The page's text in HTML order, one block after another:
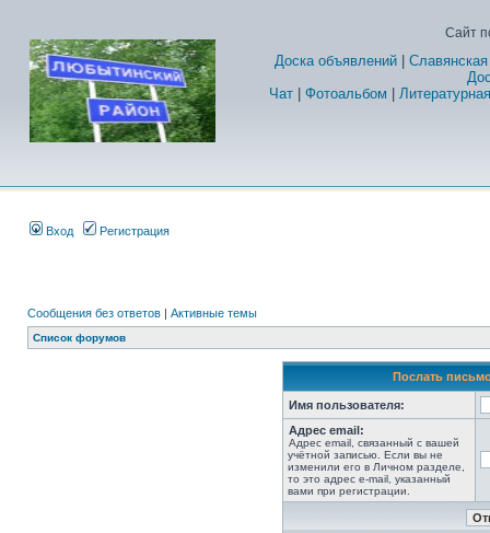
Сайт
Доска объявлений
Чат
Фотоальбом
Вход Регистрация
Сообщения без ответов | Активные темы
Список форумов
Послать
Имя пользователя:
Адрес email:
Адрес email, связанный с вашей
учётной записью. Если вы не
изменили его в Личном разделе,
то это адрес e-mail, указанный
вами при регистрации.